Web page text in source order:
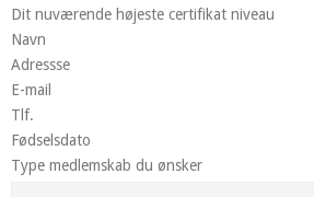
Dit nuværende højeste certifikat niveau
Navn
Adressse
E-mail
Tlf.
Fødselsdato
Type medlemskab du ønsker